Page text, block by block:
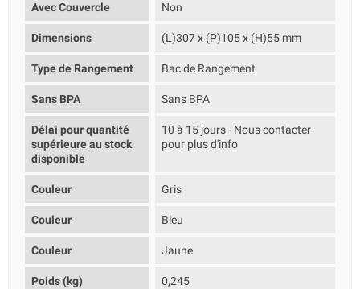
Avec Couvercle Non
Dimensions (L)307 x (P)105 x (H)55 mm
Type de Rangement Bac de Rangement
Sans BPA Sans BPA
Délai pour quantité
supérieure au stock
disponible
10 à 15 jours - Nous contacter
pour plus d'info
Couleur Gris
Couleur Bleu
Couleur Jaune
Poids (kg) 0,245